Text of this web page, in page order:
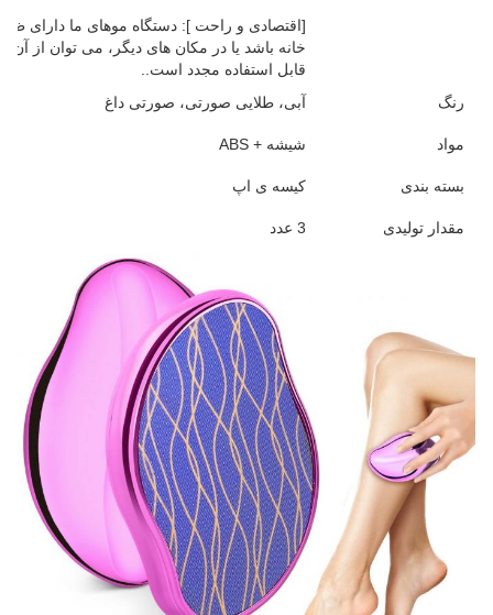
[اقتصادی و راحت ]: دستگاه موهای ما دارای
خانه باشد یا در مکان های دیگر، می توان از آن
قابل استفاده مجدد است..
رنگ
آبی، طلایی صورتی، صورتی داغ
مواد شیشه + ABS
بسته بندی کیسه ی اپ
مقدار تولیدی 3 عدد